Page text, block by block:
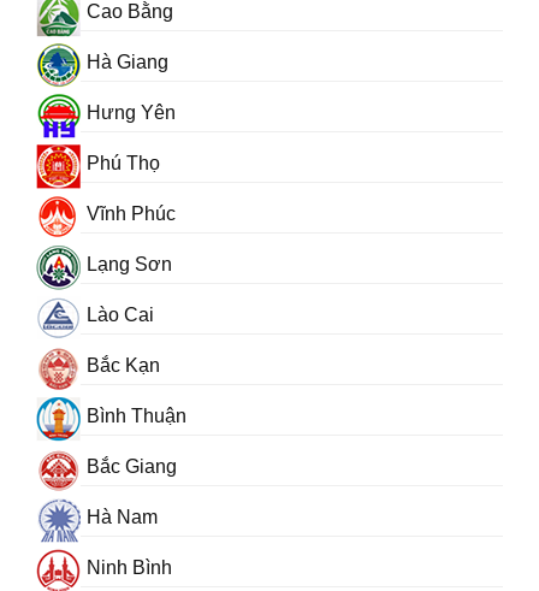
Cao Bằng
Hà Giang
Hưng Yên
Phú Thọ
Vĩnh Phúc
Lạng Sơn
Lào Cai
Bắc Kạn
Bình Thuận
Bắc Giang
Hà Nam
Ninh Bình